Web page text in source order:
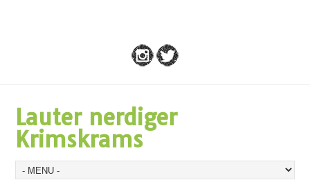
Lauter nerdiger
Krimskrams